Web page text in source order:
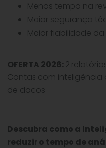
Menos tempo na
Maior segurança
Maior fiabilidade
OFERTA 2026: 2
Contas com inteligência
de dados
Descubra como a
reduzir o tempo de